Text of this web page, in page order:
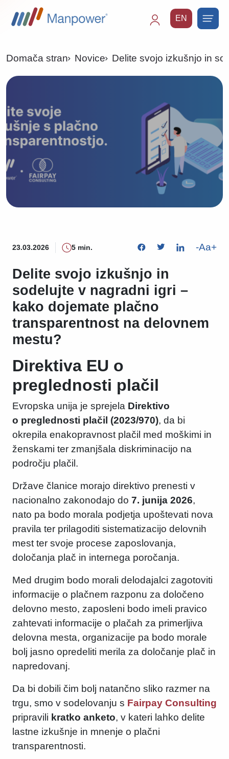
EN
Domača stran Novice Delite svojo izkušnjo in
23.03.2026 5 min. -Aa+
Delite svojo izkušnjo in
sodelujte v nagradni igri –
kako dojemate plačno
transparentnost na delovnem
mestu?
Direktiva EU o
preglednosti plačil
Evropska unija je sprejela Direktivo
o preglednosti plačil (2023/970), da bi
okrepila enakopravnost plačil med moškimi in
ženskami ter zmanjšala diskriminacijo na
področju plačil.
Države članice morajo direktivo prenesti v
nacionalno zakonodajo do 7. junija 2026,
nato pa bodo morala podjetja upoštevati nova
pravila ter prilagoditi sistematizacijo delovnih
mest ter svoje procese zaposlovanja,
določanja plač in internega poročanja.
Med drugim bodo morali delodajalci zagotoviti
informacije o plačnem razponu za določeno
delovno mesto, zaposleni bodo imeli pravico
zahtevati informacije o plačah za primerljiva
delovna mesta, organizacije pa bodo morale
bolj jasno opredeliti merila za določanje plač in
napredovanj.
Da bi dobili čim bolj natančno sliko razmer na
trgu, smo v sodelovanju s Fairpay Consulting
pripravili kratko anketo, v kateri lahko delite
lastne izkušnje in mnenje o plačni
transparentnosti.